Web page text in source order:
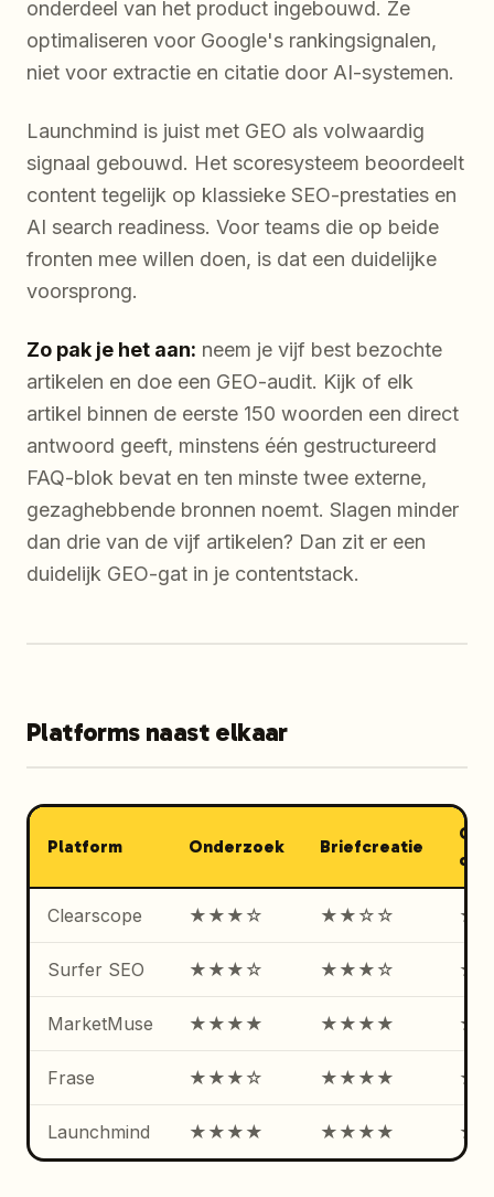
onderdeel van het product ingebouwd. Ze
optimaliseren voor Google's rankingsignalen,
niet voor extractie en citatie door AI-systemen.
Launchmind is juist met GEO als volwaardig
signaal gebouwd. Het scoresysteem beoordeelt
content tegelijk op klassieke SEO-prestaties en
AI search readiness. Voor teams die op beide
fronten mee willen doen, is dat een duidelijke
voorsprong.
Zo pak je het aan: neem je vijf best bezochte
artikelen en doe een GEO-audit. Kijk of elk
artikel binnen de eerste 150 woorden een direct
antwoord geeft, minstens één gestructureerd
FAQ-blok bevat en ten minste twee externe,
gezaghebbende bronnen noemt. Slagen minder
dan drie van de vijf artikelen? Dan zit er een
duidelijk GEO-gat in je contentstack.
Platforms naast elkaar
Platform Onderzoek Briefcreatie
Clearscope ★★★☆ ★★☆☆
Surfer SEO ★★★☆ ★★★☆
MarketMuse ★★★★ ★★★★
Frase ★★★☆ ★★★★
Launchmind ★★★★ ★★★★